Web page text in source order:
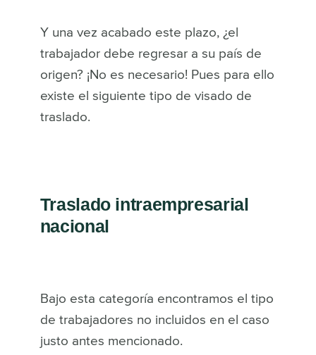
Y una vez acabado este plazo, ¿el
trabajador debe regresar a su país de
origen? ¡No es necesario! Pues para ello
existe el siguiente tipo de visado de
traslado.
Traslado intraempresarial
nacional
Bajo esta categoría encontramos el tipo
de trabajadores no incluidos en el caso
justo antes mencionado.